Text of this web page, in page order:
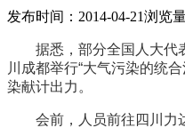
发布时间：2014-04-21浏览
据悉，部分全国人大代
川成都举行“大气污染的统
染献计出力。
会前，人员前往四川力达